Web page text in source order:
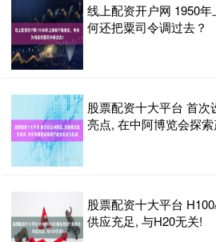
线上配资开户网 1950
何还把粟司令调过去？
股票配资十大平台 首次
亮点, 在中阿博览会探
股票配资十大平台
供应充足, 与H20无关!